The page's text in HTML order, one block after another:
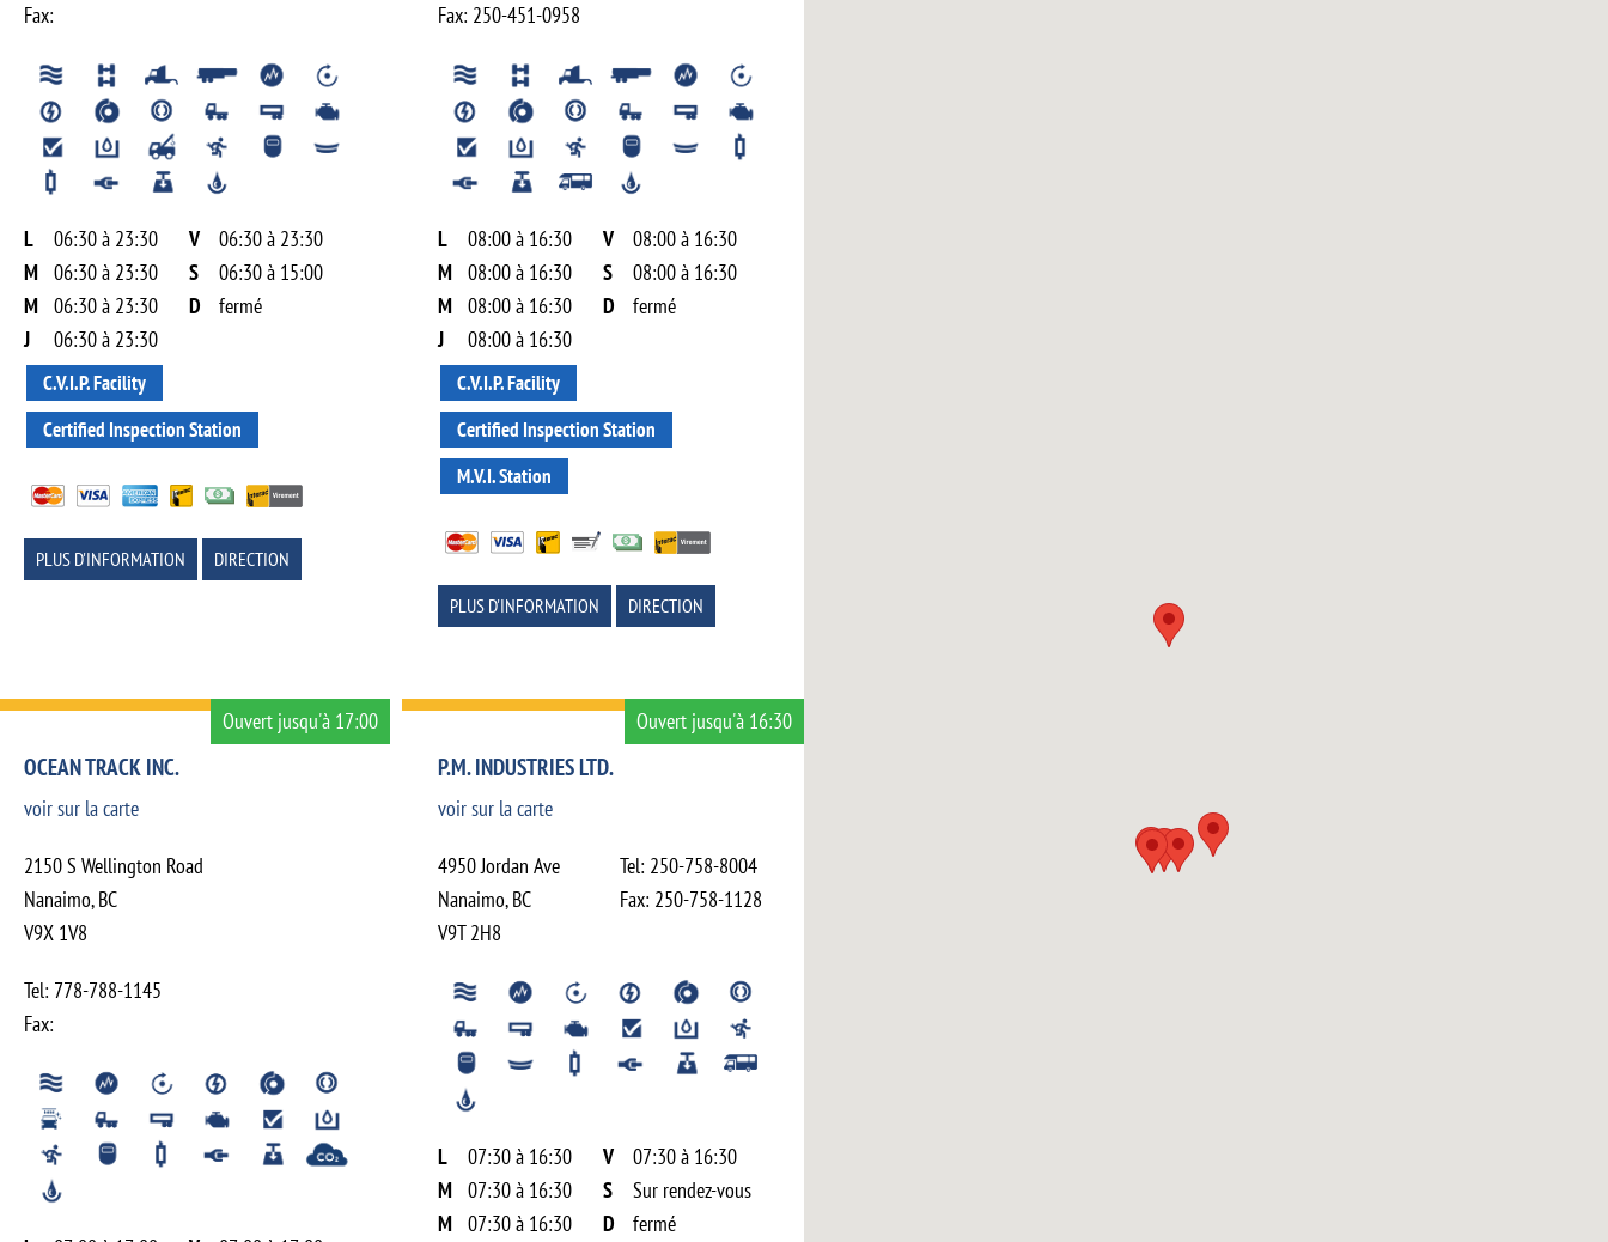
Fax:
L
06:30 à 23:30
M 06:30 à 23:30
M 06:30 à 23:30
J
06:30 à 23:30
V
06:30 à 23:30
S
06:30 à 15:00
D
fermé
C.V.I.P. Facility
Certified Inspection Station
PLUS D'INFORMATION DIRECTION
Fax: 250-451-0958
L
08:00 à 16:30
M 08:00 à 16:30
M 08:00 à 16:30
J
08:00 à 16:30
V
08:00 à 16:30
S
08:00 à 16:30
D
fermé
C.V.I.P. Facility
Certified Inspection Station
M.V.I. Station
PLUS D'INFORMATION DIRECTION
Ouvert jusqu'à 17:00
OCEAN TRACK INC.
voir sur la carte
2150 S Wellington Road
Nanaimo,BC
V9X 1V8
Tel: 778-788-1145
Fax:
Ouvert jusqu'à 16:30
P.M. INDUSTRIES LTD.
voir sur la carte
4950 Jordan Ave
Nanaimo,BC
V9T 2H8
Tel: 250-758-8004
Fax: 250-758-1128
L
07:30 à 16:30
M 07:30 à 16:30
M 07:30 à 16:30
V
07:30 à 16:30
S
Sur rendez-vous
D
fermé